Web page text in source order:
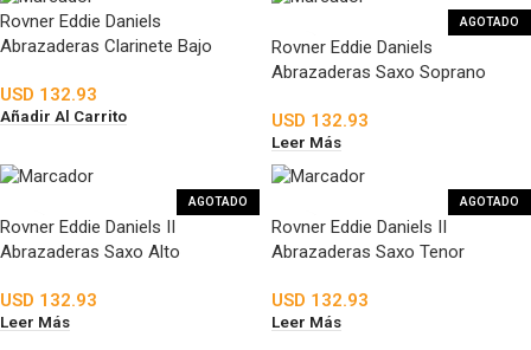
Rovner Eddie Daniels
Abrazaderas Clarinete Bajo
USD 132.93
Añadir Al Carrito
AGOTADO
Rovner Eddie Daniels
Abrazaderas Saxo Soprano
USD 132.93
Leer Más
AGOTADO
Rovner Eddie Daniels II
Abrazaderas Saxo Alto
USD 132.93
Leer Más
AGOTADO
Rovner Eddie Daniels II
Abrazaderas Saxo Tenor
USD 132.93
Leer Más